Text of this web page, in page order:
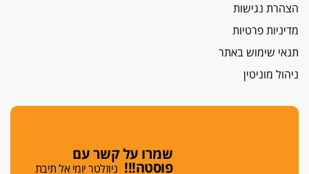
איתות מירושלים
יו"ר המחוז צ'צ'קס מכנס ישיבה להדחת
מחאת הפרקליטים והסנגורים
השלטון" בעידן עמית בכר
הצהרת נגישות
מדיניות פרטיות
תנאי שימוש באתר
ניהול מוניטין
שמרו על קשר עם
פוסטה!!! ניוזלטר יומי אל תיבת